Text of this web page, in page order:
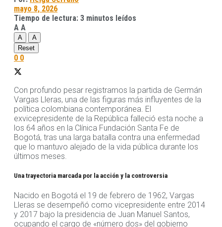
mayo 8, 2026
Tiempo de lectura: 3 minutos leídos
A A
A
A
Reset
0 0
Con profundo pesar registramos la partida de Germán
Vargas Lleras, una de las figuras más influyentes de la
política colombiana contemporánea. El
exvicepresidente de la República falleció esta noche a
los 64 años en la Clínica Fundación Santa Fe de
Bogotá, tras una larga batalla contra una enfermedad
que lo mantuvo alejado de la vida pública durante los
últimos meses.
Una trayectoria marcada por la acción y la controversia
Nacido en Bogotá el 19 de febrero de 1962, Vargas
Lleras se desempeñó como vicepresidente entre 2014
y 2017 bajo la presidencia de Juan Manuel Santos,
ocupando el cargo de «número dos» del gobierno